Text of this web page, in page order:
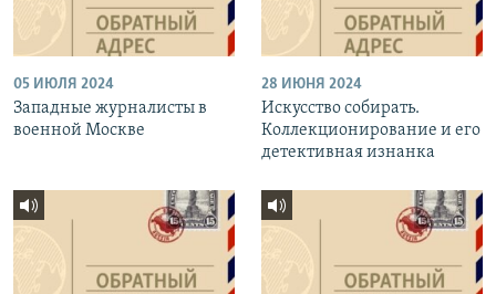
05 ИЮЛЯ 2024
Западные журналисты в
военной Москве
28 ИЮНЯ 2024
Искусство собирать.
Коллекционирование и его
детективная изнанка